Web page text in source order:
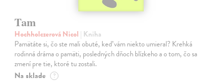
Tam
Hochholczerová Nicol | Kniha
Pamätáte si, čo ste mali obuté, keď vám niekto umieral? Krehká
rodinná dráma o pamäti, posledných dňoch blízkeho a o tom, čo sa
zmení pre tie, ktoré tu zostali.
Na sklade ?